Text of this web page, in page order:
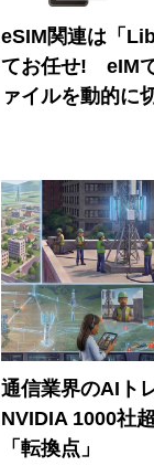
eSIM関連は「
てお任せ! eIM
ァイルを動的に
通信業界のAIト
NVIDIA 1000社
「転換点」